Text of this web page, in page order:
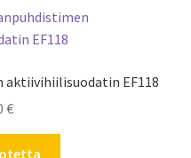
EF118
€